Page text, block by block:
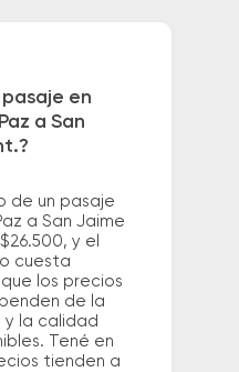
en
a San
de un pasaje
a San Jaime
y el
cuesta
los precios
de la
y la calidad
Tené en
tienden a